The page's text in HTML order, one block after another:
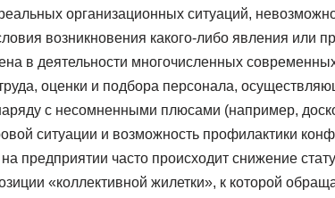
организационных ситуаций,
возникновения какого-либо явления или
в деятельности многочисленных
оценки и подбора персонала,
с несомненными плюсами (например,
ситуации и возможность профилактики
предприятии часто происходит снижение
«коллективной жилетки», к которой